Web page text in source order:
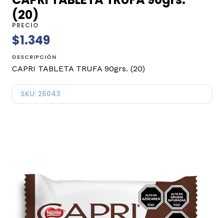
(20)
PRECIO
$1.349
DESCRIPCIÓN
CAPRI TABLETA TRUFA 90grs. (20)
SKU: 26043